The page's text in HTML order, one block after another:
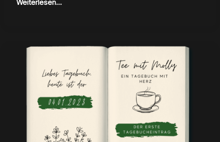
Weiterlesen...
Willkommen
Tagebucheintrag